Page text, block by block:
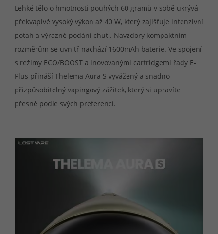
Lehké tělo o hmotnosti pouhých 60 gramů v sobě ukrývá
překvapivě vysoký výkon až 40 W, který zajišťuje intenzivní
potah a výrazné podání chuti. Navzdory kompaktním
rozměrům se uvnitř nachází 1600mAh baterie. Ve spojení
s režimy ECO/BOOST a inovovanými cartridgemi řady E-
Plus přináší Thelema Aura S vyvážený a snadno
přizpůsobitelný vapingový zážitek, který si upravíte
přesně podle svých preferencí.